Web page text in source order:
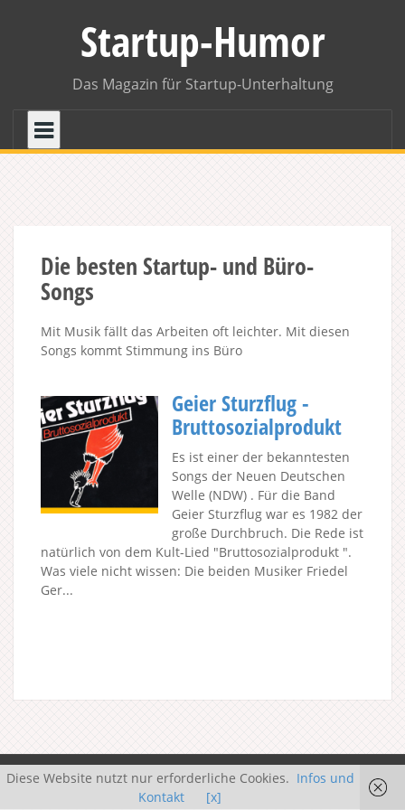
Startup-Humor
Das Magazin für Startup-Unterhaltung
Die besten Startup- und Büro-
Songs
Mit Musik fällt das Arbeiten oft leichter. Mit diesen
Songs kommt Stimmung ins Büro
Geier Sturzflug -
Bruttosozialprodukt
Es ist einer der bekanntesten
Songs der Neuen Deutschen
Welle (NDW) . Für die Band
Geier Sturzflug war es 1982 der
große Durchbruch. Die Rede ist
natürlich von dem Kult-Lied "Bruttosozialprodukt ".
Was viele nicht wissen: Die beiden Musiker Friedel
Ger...
Diese Website nutzt nur erforderliche Cookies. Infos und
Kontakt
[x]